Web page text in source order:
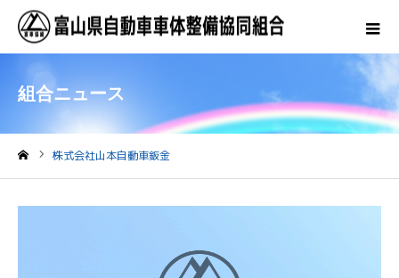
組合ニュース
株式会社山本自動車鈑金